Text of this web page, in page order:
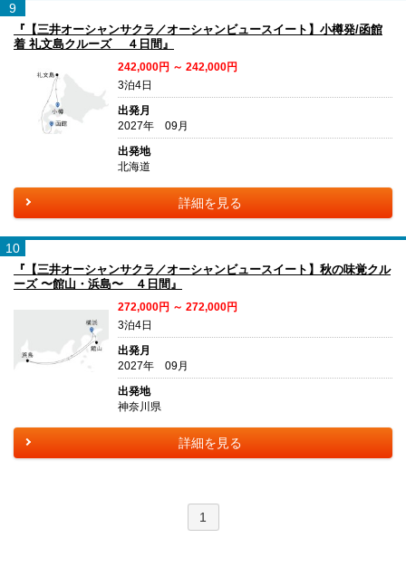
9
『【三井オーシャンサクラ／オーシャンビュースイート】小樽発/函館
着 礼文島クルーズ ４日間』
242,000円 ～ 242,000円
3泊4日
出発月
2027年 09月
出発地
北海道
詳細を見る
10
『【三井オーシャンサクラ／オーシャンビュースイート】秋の味覚クル
ーズ 〜館山・浜島〜 ４日間』
272,000円 ～ 272,000円
3泊4日
出発月
2027年 09月
出発地
神奈川県
詳細を見る
1